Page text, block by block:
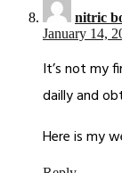
nitric
January 14,
It’s not my
dailly and
Here is my